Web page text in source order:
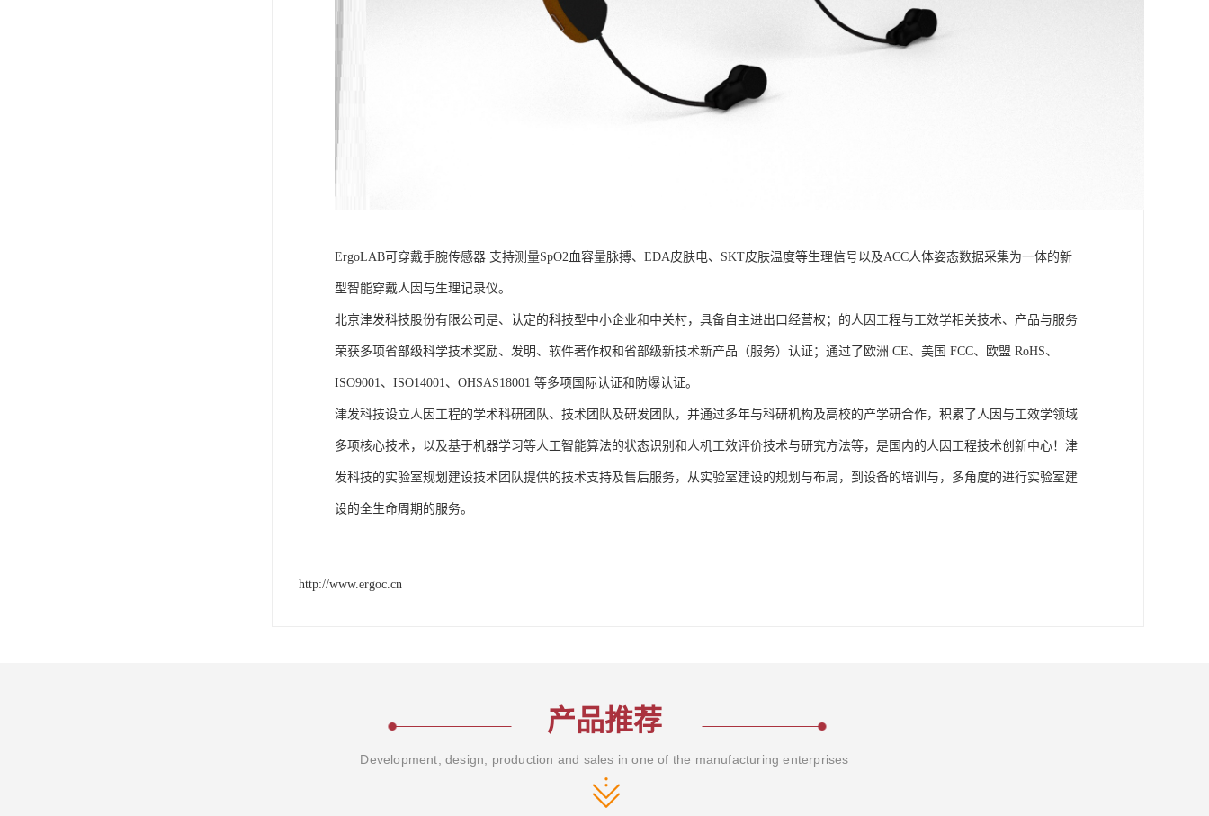
ErgoLAB可穿戴手腕传感器 支持测量SpO2血容量脉搏、EDA皮肤电、SKT皮肤温度等生理信号以及ACC人体姿态数据采集为一体的新
型智能穿戴人因与生理记录仪。
北京津发科技股份有限公司是、认定的科技型中小企业和中关村，具备自主进出口经营权；的人因工程与工效学相关技术、产品与服务
荣获多项省部级科学技术奖励、发明、软件著作权和省部级新技术新产品（服务）认证；通过了欧洲 CE、美国 FCC、欧盟 RoHS、
ISO9001、ISO14001、OHSAS18001 等多项国际认证和防爆认证。
津发科技设立人因工程的学术科研团队、技术团队及研发团队，并通过多年与科研机构及高校的产学研合作，积累了人因与工效学领域
多项核心技术，以及基于机器学习等人工智能算法的状态识别和人机工效评价技术与研究方法等，是国内的人因工程技术创新中心！津
发科技的实验室规划建设技术团队提供的技术支持及售后服务，从实验室建设的规划与布局，到设备的培训与，多角度的进行实验室建
设的全生命周期的服务。
http://www.ergoc.cn
产品推荐
Development, design, production and sales in one of the manufacturing enterprises